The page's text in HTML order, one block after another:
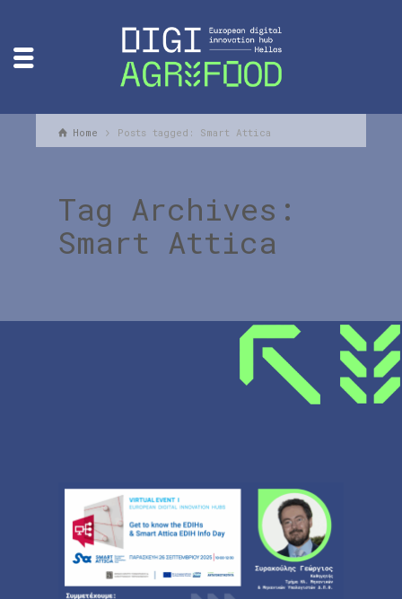
Home Posts tagged: Smart Attica
Tag Archives:
Smart Attica